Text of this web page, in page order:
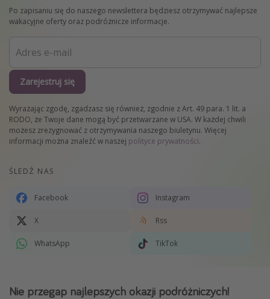
Po zapisaniu się do naszego newslettera będziesz otrzymywać najlepsze
wakacyjne oferty oraz podróżnicze informacje.
Zarejestruj się
Wyrażając zgodę, zgadzasz się również, zgodnie z Art. 49 para. 1 lit. a
RODO, że Twoje dane mogą być przetwarzane w USA. W każdej chwili
możesz zrezygnować z otrzymywania naszego biuletynu. Więcej
informacji można znaleźć w naszej polityce prywatności.
ŚLEDŹ NAS
Facebook Instagram
X Rss
WhatsApp TikTok
Nie przegap najlepszych okazji podróżniczych!